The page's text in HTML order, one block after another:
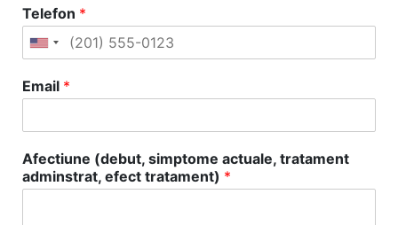
Telefon *
Email *
Afectiune (debut, simptome actuale, tratament
adminstrat, efect tratament) *